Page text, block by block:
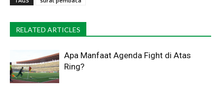
RELATED ARTICLES
Apa Manfaat Agenda Fight di Atas
Ring?